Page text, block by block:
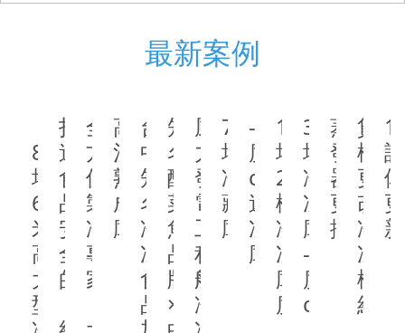
最新案例
80
坪
6
米
高
大
型
打
造
食
品
安
全
的
全
方
位
製
冷
專
家
高
溫
熟
成
庫
台
中
知
名
冷
凍
食
品
知
名
酸
菜
魚
品
牌
×
風
力
發
電
工
程
船
冷
70
坪
冷
藏
-25
度
c
速
凍
庫
15
坪
2
樓
冷
凍
庫-18
度
35
坪
冷
凍
庫
-20
度
c
蒸
發
器
更
換
貨
櫃
更
改
冷
凍
機
設
備
更
新